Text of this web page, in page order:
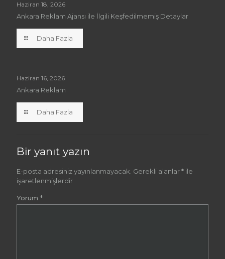
Haziran 18, 2026
Ankara Reklam Ajansı ile İlgili Keşfedilmemiş Detaylar
Daha Fazla
Haziran 16, 2026
Ankara Reklam
Daha Fazla
Bir yanıt yazın
E-posta adresiniz yayınlanmayacak. Gerekli alanlar* ile
işaretlenmişlerdir
Yorum *